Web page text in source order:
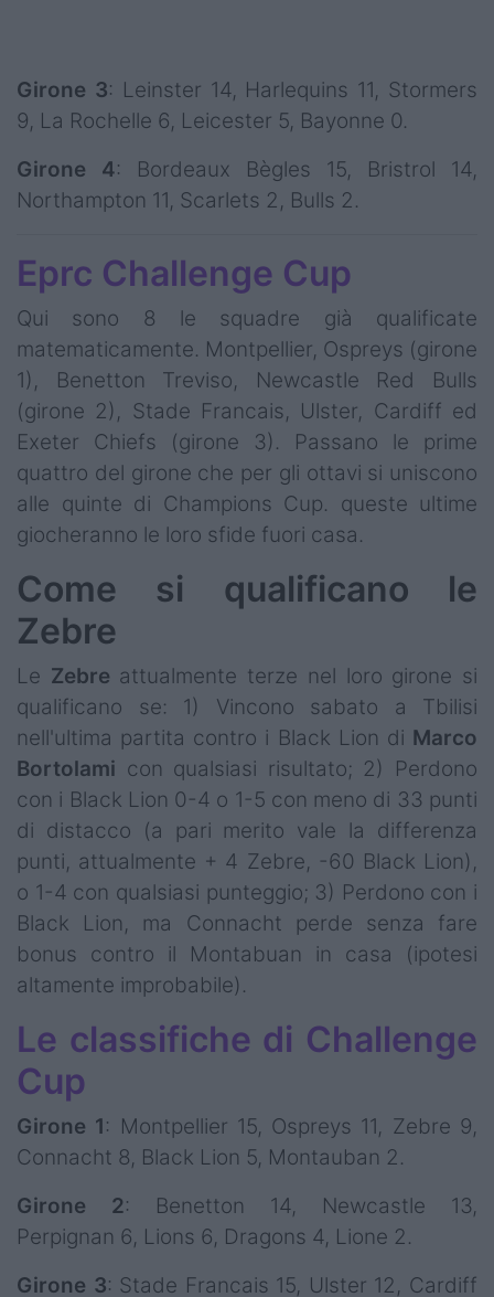
Girone 3: Leinster 14, Harlequins 11, Stormers
9, La Rochelle 6, Leicester 5, Bayonne 0.
Girone 4: Bordeaux Bègles 15, Bristrol 14,
Northampton 11, Scarlets 2, Bulls 2.
Eprc Challenge Cup
Qui sono 8 le squadre già qualificate
matematicamente. Montpellier, Ospreys (girone
1), Benetton Treviso, Newcastle Red Bulls
(girone 2), Stade Francais, Ulster, Cardiff ed
Exeter Chiefs (girone 3). Passano le prime
quattro del girone che per gli ottavi si uniscono
alle quinte di Champions Cup. queste ultime
giocheranno le loro sfide fuori casa.
Come si qualificano le
Zebre
Le Zebre attualmente terze nel loro girone si
qualificano se: 1) Vincono sabato a Tbilisi
nell'ultima partita contro i Black Lion di Marco
Bortolami con qualsiasi risultato; 2) Perdono
con i Black Lion 0-4 o 1-5 con meno di 33 punti
di distacco (a pari merito vale la differenza
punti, attualmente + 4 Zebre, -60 Black Lion),
o 1-4 con qualsiasi punteggio; 3) Perdono con i
Black Lion, ma Connacht perde senza fare
bonus contro il Montabuan in casa (ipotesi
altamente improbabile).
Le classifiche di Challenge
Cup
Girone 1: Montpellier 15, Ospreys 11, Zebre 9,
Connacht 8, Black Lion 5, Montauban 2.
Girone 2: Benetton 14, Newcastle 13,
Perpignan 6, Lions 6, Dragons 4, Lione 2.
Girone 3: Stade Francais 15, Ulster 12, Cardiff